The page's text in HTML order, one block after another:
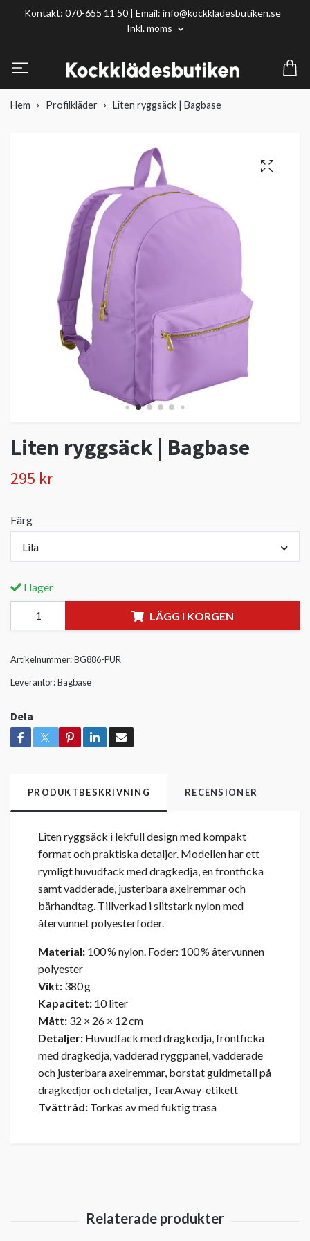
Kontakt: 070-655 11 50 | Email: info@kockkladesbutiken.se
Inkl. moms
Hem Profilkläder Liten ryggsäck | Bagbase
Liten ryggsäck | Bagbase
295 kr
Färg
Lila
I lager
LÄGG I KORGEN
Artikelnummer:BG886-PUR
Leverantör:Bagbase
Dela
PRODUKTBESKRIVNING RECENSIONER
Liten ryggsäck i lekfull design med kompakt
format och praktiska detaljer. Modellen har ett
rymligt huvudfack med dragkedja, en frontficka
samt vadderade, justerbara axelremmar och
bärhandtag. Tillverkad i slitstark nylon med
återvunnet polyesterfoder.
Material: 100 % nylon. Foder: 100 % återvunnen
polyester
Vikt: 380 g
Kapacitet: 10 liter
Mått: 32 × 26 × 12 cm
Detaljer: Huvudfack med dragkedja, frontficka
med dragkedja, vadderad ryggpanel, vadderade
och justerbara axelremmar, borstat guldmetall på
dragkedjor och detaljer, TearAway-etikett
Tvättråd: Torkas av med fuktig trasa